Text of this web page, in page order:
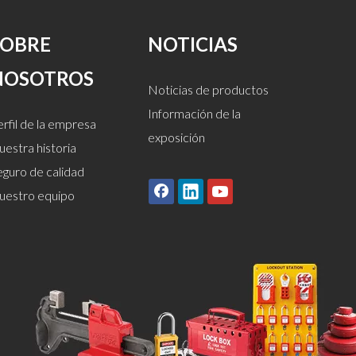
de la empresa
historia
de calidad
equipo
NOTICIAS
Noticias de productos
Información de la
exposición